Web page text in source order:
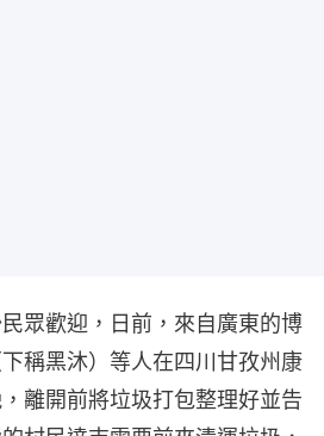
眾歡迎，日前，來自廣東的博
稱黑沐）等人在四川甘孜州康
離開前將垃圾打包整理好並告